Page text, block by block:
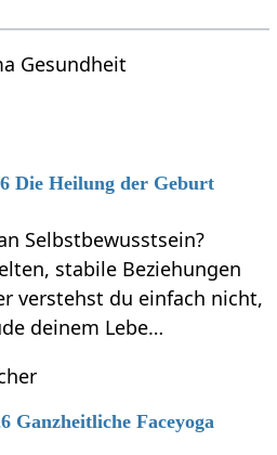
Gesundheit
Die Heilung der Geburt
Selbstbewusstsein?
stabile Beziehungen
verstehst du einfach nicht,
deinem Lebe…
Ganzheitliche Faceyoga